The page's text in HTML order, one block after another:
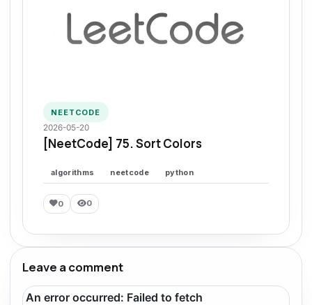
NEETCODE
2026-05-20
[NeetCode] 75. Sort Colors
algorithms neetcode python
0 0
Leave a comment